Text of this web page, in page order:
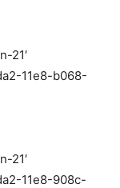
21′
11e8-b068-
21′
11e8-908c-